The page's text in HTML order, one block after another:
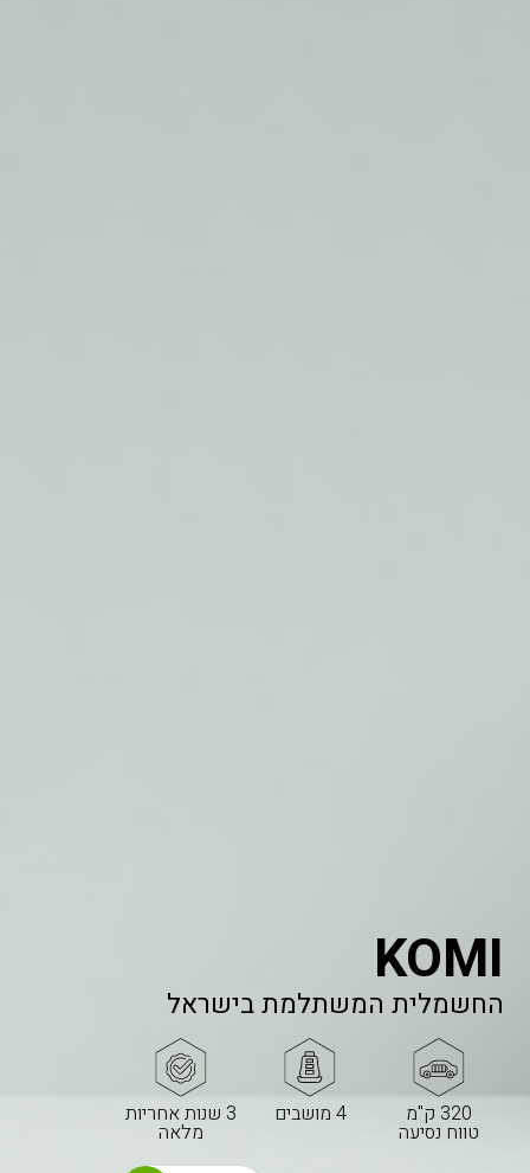
KOMI
החשמלית המשתלמת בישראל
320 ק"מ
טווח נסיעה
4 מושבים 3 שנות אחריות
מלאה